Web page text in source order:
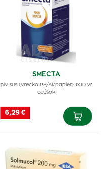
SMECTA
plv sus (vrecko PE/Al/papier) 1x10 vr
ecúšok
6,29 €